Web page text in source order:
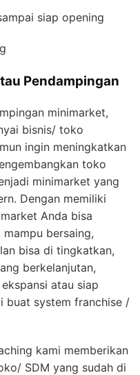
siap opening
Pendampingan
minimarket,
bisnis/ toko
ingin meningkatkan
toko
minimarket yang
Dengan memiliki
Anda bisa
bersaing,
bisa di tingkatkan,
berkelanjutan,
atau siap
buat system franchise /
kami memberikan
SDM yang sudah di